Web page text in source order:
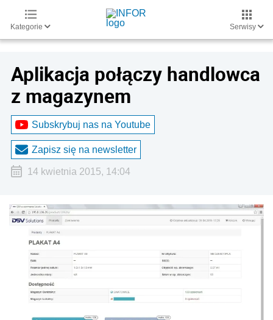
Kategorie Serwisy
Aplikacja połączy handlowca
z magazynem
Subskrybuj nas na Youtube
Zapisz się na newsletter
14 kwietnia 2015, 14:04